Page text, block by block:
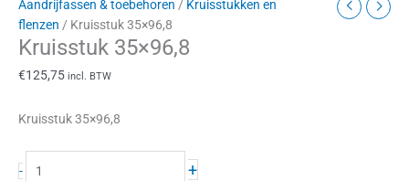
Aandrijfassen & toebehoren / Kruisstukken en
flenzen / Kruisstuk 35×96,8
Kruisstuk 35×96,8
€125,75 incl. BTW
Kruisstuk 35×96,8
- +